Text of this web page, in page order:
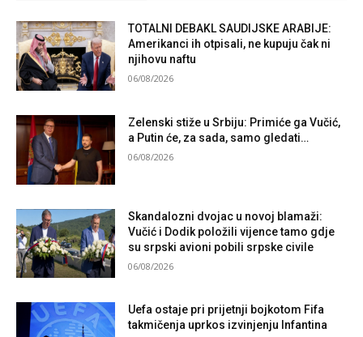
TOTALNI DEBAKL SAUDIJSKE ARABIJE:
Amerikanci ih otpisali, ne kupuju čak ni
njihovu naftu
06/08/2026
Zelenski stiže u Srbiju: Primiće ga Vučić,
a Putin će, za sada, samo gledati…
06/08/2026
Skandalozni dvojac u novoj blamaži:
Vučić i Dodik položili vijence tamo gdje
su srpski avioni pobili srpske civile
06/08/2026
Uefa ostaje pri prijetnji bojkotom Fifa
takmičenja uprkos izvinjenju Infantina